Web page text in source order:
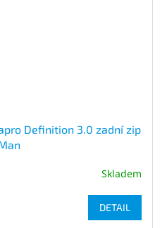
Definition 3.0 zadní zip
Skladem
DETAIL